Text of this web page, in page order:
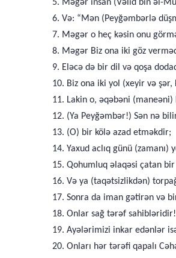
5. Məgər insan (Vəlid bin əl-
6. Və: “Mən (Peyğəmbərlə
7. Məgər o heç kəsin onu
8. Məgər Biz ona iki göz
9. Eləcə də bir dil və qoşa
10. Biz ona iki yol (xeyir və
11. Lakin o, əqəbəni
12. (Ya Peyğəmbər!) Sən nə
13. (O) bir kölə azad etməkdir;
14. Yaxud aclıq günü
15. Qohumluq əlaqəsi çatan
16. Və ya (taqətsizlikdən)
17. Sonra da iman gətirən və
18. Onlar sağ tərəf
19. Ayələrimizi inkar edənlər
20. Onları hər tərəfi qapalı